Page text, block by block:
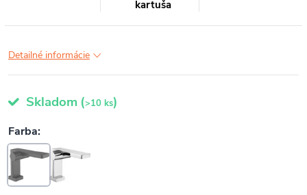
kartuša
Detailné informácie
Skladom (>10 ks)